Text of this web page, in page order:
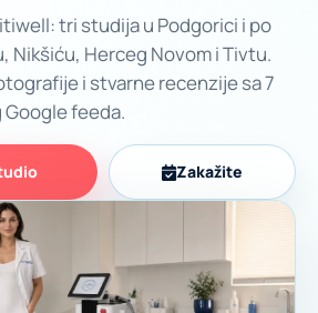
tri studija u Podgorici i po
Nikšiću, Herceg Novom i Tivtu.
i stvarne recenzije sa 7
feeda.
Zakažite